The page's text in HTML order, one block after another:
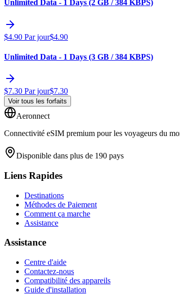
Unlimited Data - 1 Days (2 GB / 384 KBPS)
$4.90 Par jour$4.90
Unlimited Data - 1 Days (3 GB / 384 KBPS)
$7.30 Par jour$7.30
Voir tous les forfaits
Aeronnect
Connectivité eSIM premium pour les voyageurs du
Disponible dans plus de 190 pays
Liens Rapides
Destinations
Méthodes de Paiement
Comment ça marche
Assistance
Assistance
Centre d'aide
Contactez-nous
Compatibilité des appareils
Guide d'installation